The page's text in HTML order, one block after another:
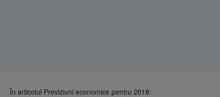
În articolul Previziuni economice pentru 2018: